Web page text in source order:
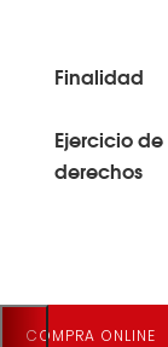
Finalidad
Ejercicio de
derechos
COMPRA ONLINE